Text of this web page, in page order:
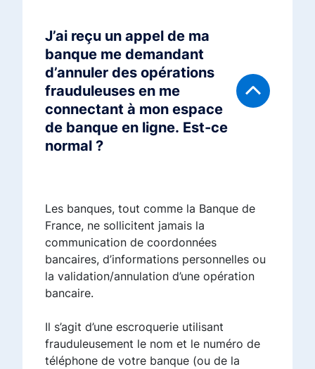
J’ai reçu un appel de ma
banque me demandant
d’annuler des opérations
frauduleuses en me
connectant à mon espace
de banque en ligne. Est-ce
normal ?
Les banques, tout comme la Banque de
France, ne sollicitent jamais la
communication de coordonnées
bancaires, d’informations personnelles ou
la validation/annulation d’une opération
bancaire.
Il s’agit d’une escroquerie utilisant
frauduleusement le nom et le numéro de
téléphone de votre banque (ou de la